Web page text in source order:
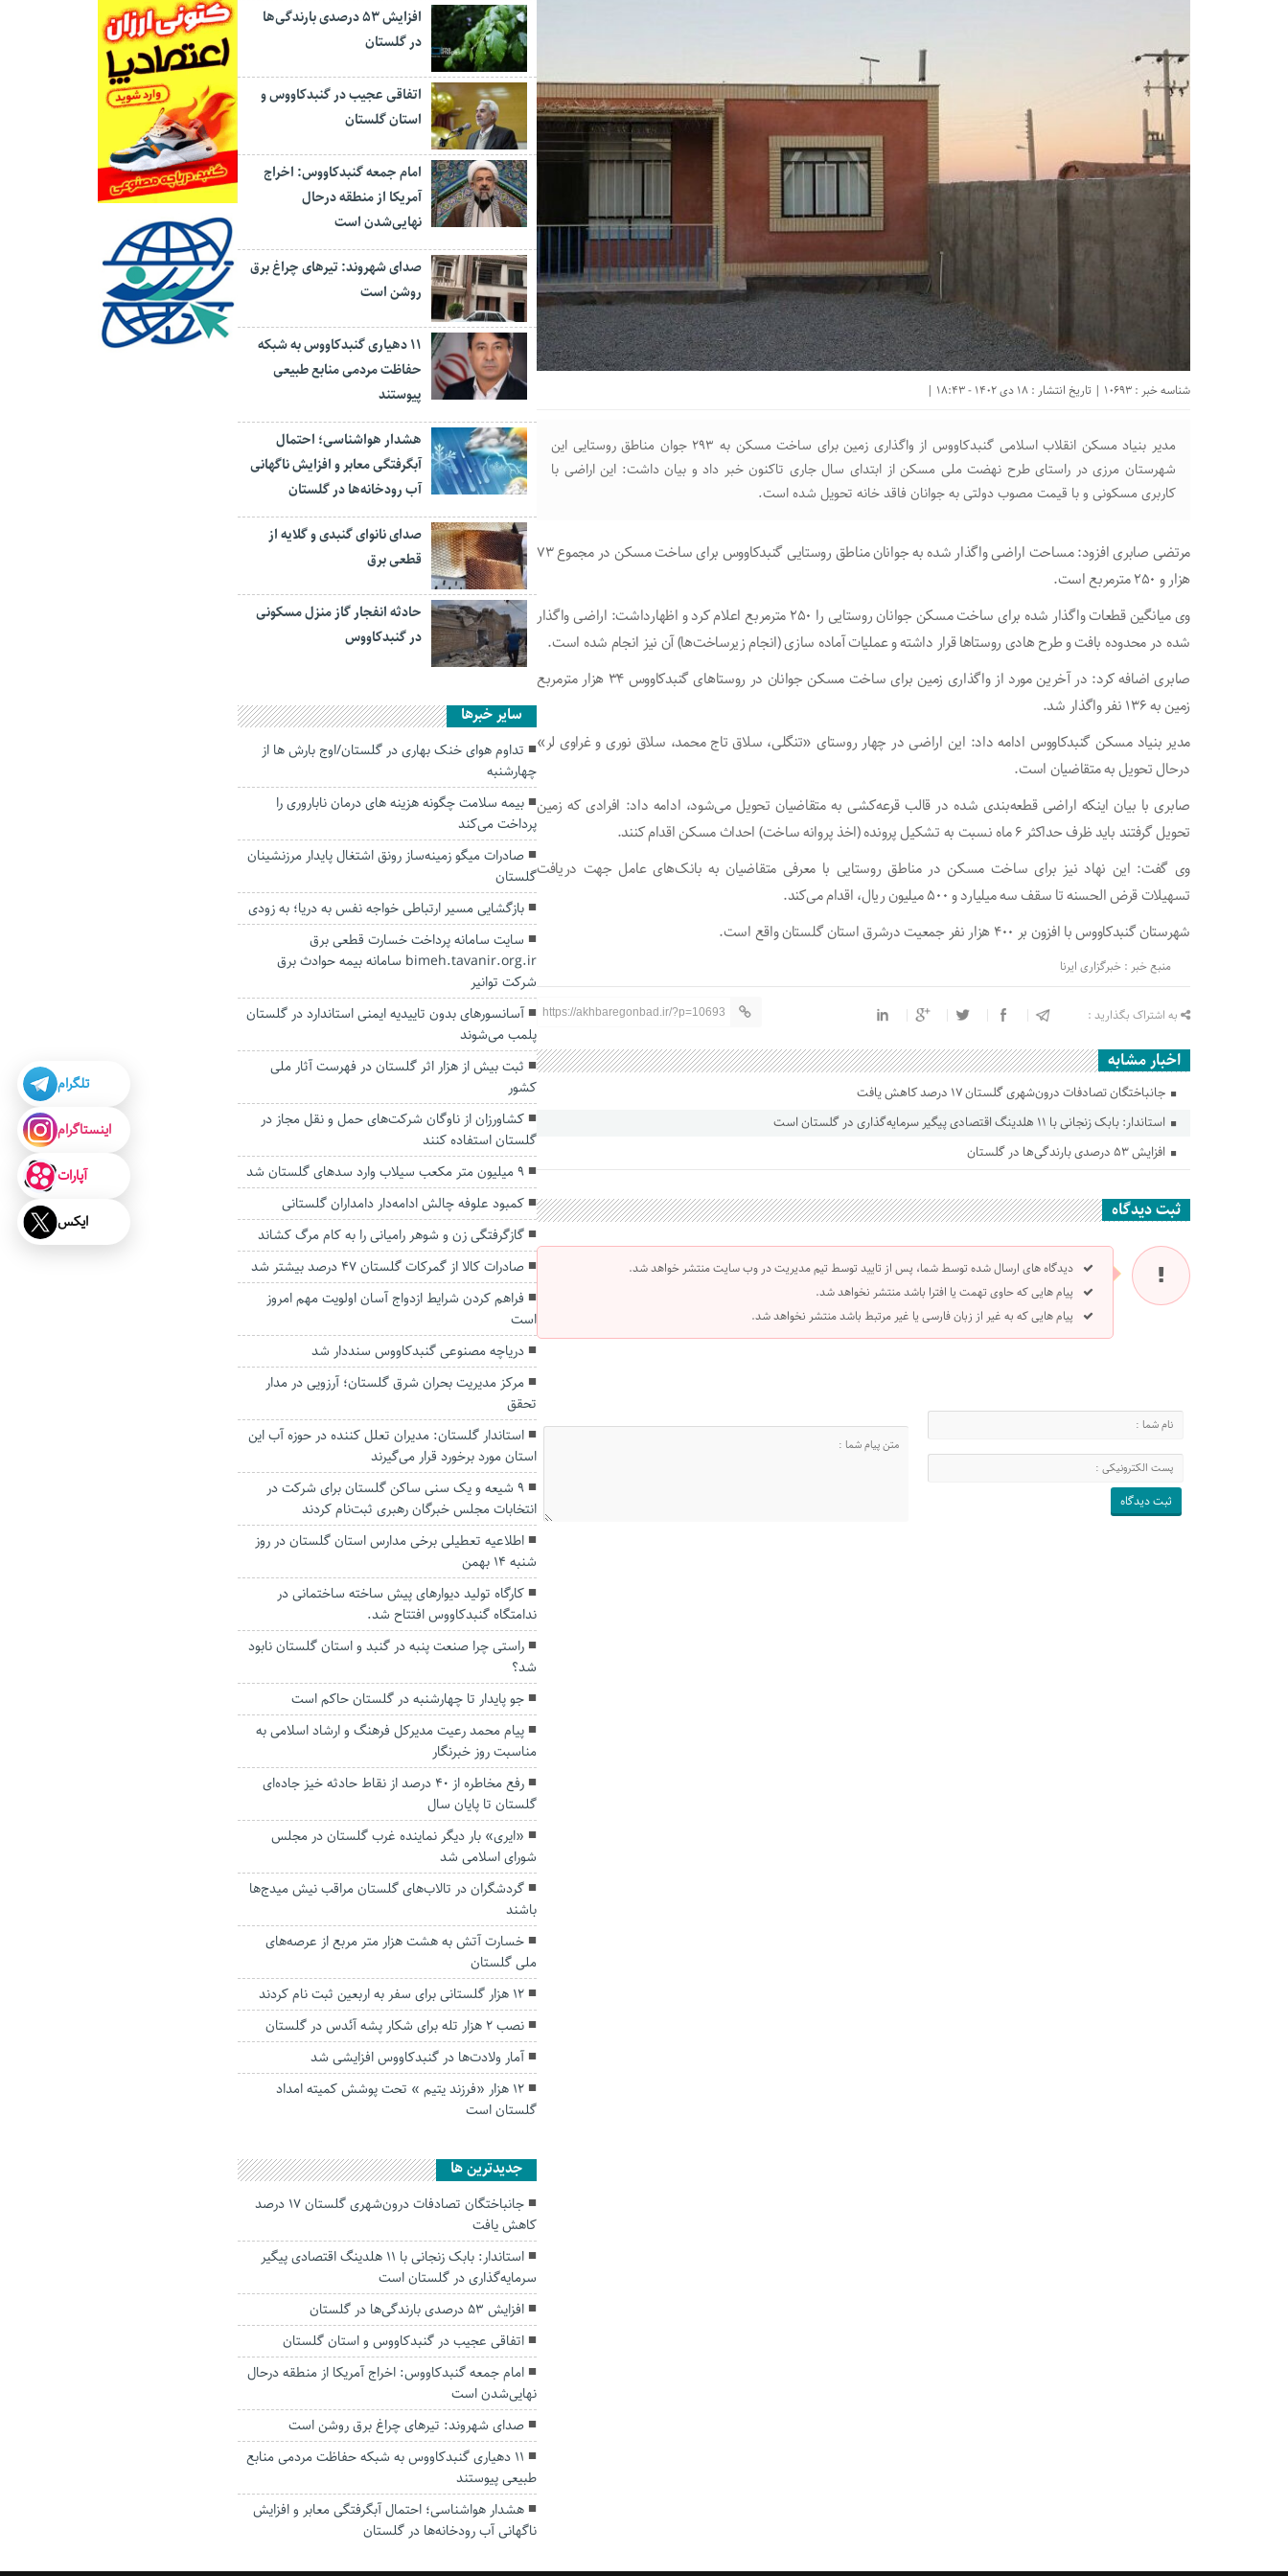
شناسه خبر : 10693 | تاریخ انتشار : 18 دی 1402 - 18:43 |
مدیر بنیاد مسکن انقلاب اسلامی گنبدکاووس از واگذاری زمین برای ساخت مسکن به ۲۹۳ جوان مناطق روستایی این
شهرستان مرزی در راستای طرح نهضت ملی مسکن از ابتدای سال جاری تاکنون خبر داد و بیان داشت: این اراضی با
کاربری مسکونی و با قیمت مصوب دولتی به جوانان فاقد خانه تحویل شده است.
مرتضی صابری افزود: مساحت اراضی واگذار شده به جوانان مناطق روستایی گنبدکاووس برای ساخت مسکن در مجموع ۷۳
هزار و ۲۵۰ مترمربع است.
وی میانگین قطعات واگذار شده برای ساخت مسکن جوانان روستایی را ۲۵۰ مترمربع اعلام کرد و اظهارداشت: اراضی واگذار
شده در محدوده بافت و طرح هادی روستاها قرار داشته و عملیات آماده سازی (انجام زیرساخت‌ها) آن نیز انجام شده است.
صابری اضافه کرد: در آخرین مورد از واگذاری زمین برای ساخت مسکن جوانان در روستاهای گنبدکاووس ۳۴ هزار مترمربع
زمین به ۱۳۶ نفر واگذار شد.
مدیر بنیاد مسکن گنبدکاووس ادامه داد: این اراضی در چهار روستای «تنگلی، سلاق تاج محمد، سلاق نوری و غراوی لر»
درحال تحویل به متقاضیان است.
صابری با بیان اینکه اراضی قطعه‌بندی شده در قالب قرعه‌کشی به متقاضیان تحویل می‌شود، ادامه داد: افرادی که زمین
تحویل گرفتند باید ظرف حداکثر ۶ ماه نسبت به تشکیل پرونده (اخذ پروانه ساخت) احداث مسکن اقدام کنند.
وی گفت: این نهاد نیز برای ساخت مسکن در مناطق روستایی با معرفی متقاضیان به بانک‌های عامل جهت دریافت
تسهیلات قرض الحسنه تا سقف سه میلیارد و ۵۰۰ میلیون ریال، اقدام می‌کند.
شهرستان گنبدکاووس با افزون بر ۴۰۰ هزار نفر جمعیت درشرق استان گلستان واقع است.
منبع خبر : خبرگزاری ایرنا
به اشتراک بگذارید : https://akhbaregonbad.ir/?p=10693
اخبار مشابه
جانباختگان تصادفات درون‌شهری گلستان ۱۷ درصد کاهش یافت
استاندار: بابک زنجانی با ۱۱ هلدینگ اقتصادی پیگیر سرمایه‌گذاری در گلستان است
افزایش ۵۳ درصدی بارندگی‌ها در گلستان
ثبت دیدگاه
دیدگاه های ارسال شده توسط شما، پس از تایید توسط تیم مدیریت در وب سایت منتشر خواهد شد.
پیام هایی که حاوی تهمت یا افترا باشد منتشر نخواهد شد.
پیام هایی که به غیر از زبان فارسی یا غیر مرتبط باشد منتشر نخواهد شد.
افزایش ۵۳ درصدی بارندگی‌ها
در گلستان
اتفاقی عجیب در‌ گنبدکاووس و
استان گلستان
امام جمعه گنبدکاووس: اخراج
آمریکا از منطقه درحال
نهایی‌شدن است
صدای شهروند: تیرهای چراغ برق
روشن است
۱۱ دهیاری گنبدکاووس به شبکه
حفاظت مردمی منابع طبیعی
پیوستند
هشدار هواشناسی؛ احتمال
آبگرفتگی معابر و افزایش ناگهانی
آب رودخانه‌ها در گلستان
صدای نانوای گنبدی و گلایه از
قطعی برق
حادثه انفجار گاز منزل مسکونی
در گنبدکاووس
سایر خبرها
تداوم هوای خنک بهاری در گلستان/اوج بارش ها از
چهارشنبه
بیمه سلامت چگونه هزینه های درمان ناباروری را
پرداخت می‌کند
صادرات میگو زمینه‌ساز رونق اشتغال پایدار مرزنشینان
گلستان
بازگشایی مسیر ارتباطی خواجه نفس به دریا؛ به زودی
سایت سامانه پرداخت خسارت قطعی برق
bimeh.tavanir.org.ir سامانه بیمه حوادث برق
شرکت توانیر
آسانسورهای بدون تاییدیه ایمنی استاندارد در گلستان
پلمب می‌شوند
ثبت بیش از هزار اثر گلستان در فهرست آثار ملی
کشور
کشاورزان از ناوگان شرکت‌های حمل و نقل مجاز در
گلستان استفاده کنند
۹ میلیون متر مکعب سیلاب وارد سد‌های گلستان شد
کمبود علوفه چالش ادامه‌دار دامداران گلستانی
گازگرفتگی زن و شوهر رامیانی را به کام مرگ کشاند
صادرات کالا از گمرکات گلستان ۴۷ درصد بیشتر شد
فراهم کردن شرایط ازدواج آسان اولویت مهم امروز
است
دریاچه مصنوعی گنبدکاووس سنددار شد
مرکز مدیریت بحران شرق گلستان؛ آرزویی در مدار
تحقق
استاندار گلستان: مدیران تعلل کننده در حوزه آب این
استان مورد برخورد قرار می‌گیرند
۹ شیعه و یک سنی ساکن گلستان برای شرکت در
انتخابات مجلس خبرگان رهبری ثبت‌نام کردند
اطلاعیه تعطیلی برخی مدارس استان گلستان در روز
شنبه ۱۴ بهمن
کارگاه تولید دیوارهای پیش ساخته ساختمانی در
ندامتگاه گنبدکاووس افتتاح شد.
راستی چرا صنعت پنبه در گنبد و استان گلستان نابود
شد؟
جو پایدار تا چهارشنبه در گلستان حاکم است
پیام محمد رعیت مدیرکل فرهنگ و ارشاد اسلامی به
مناسبت روز خبرنگار
رفع مخاطره از ۴۰ درصد از نقاط حادثه خیز جاده‌ای
گلستان تا پایان سال
«ایری» بار دیگر نماینده غرب گلستان در مجلس
شورای اسلامی شد
گردشگران در تالاب‌های گلستان مراقب نیش میدج‌ها
باشند
خسارت آتش به هشت هزار متر مربع از عرصه‌های
ملی گلستان
۱۲ هزار گلستانی برای سفر به اربعین ثبت نام کردند
نصب ۲ هزار تله برای شکار پشه آئدس در گلستان
آمار ولادت‌ها در گنبدکاووس افزایشی شد
۱۲ هزار «فرزند یتیم » تحت پوشش کمیته امداد
گلستان است
جديدترين ها
جانباختگان تصادفات درون‌شهری گلستان ۱۷ درصد
کاهش یافت
استاندار: بابک زنجانی با ۱۱ هلدینگ اقتصادی پیگیر
سرمایه‌گذاری در گلستان است
افزایش ۵۳ درصدی بارندگی‌ها در گلستان
اتفاقی عجیب در‌ گنبدکاووس و استان گلستان
امام جمعه گنبدکاووس: اخراج آمریکا از منطقه درحال
نهایی‌شدن است
صدای شهروند: تیرهای چراغ برق روشن است
۱۱ دهیاری گنبدکاووس به شبکه حفاظت مردمی منابع
طبیعی پیوستند
هشدار هواشناسی؛ احتمال آبگرفتگی معابر و افزایش
ناگهانی آب رودخانه‌ها در گلستان
تلگرام
اینستاگرام
آپارات
ایکس